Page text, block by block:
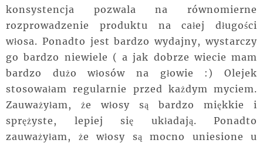
konsystencja pozwala na równomierne
rozprowadzenie produktu na całej długości
włosa. Ponadto jest bardzo wydajny, wystarczy
go bardzo niewiele ( a jak dobrze wiecie mam
bardzo dużo włosów na głowie :) Olejek
stosowałam regularnie przed każdym myciem.
Zauważyłam, że włosy są bardzo miękkie i
sprężyste, lepiej się układają. Ponadto
zauważyłam, że włosy są mocno uniesione u